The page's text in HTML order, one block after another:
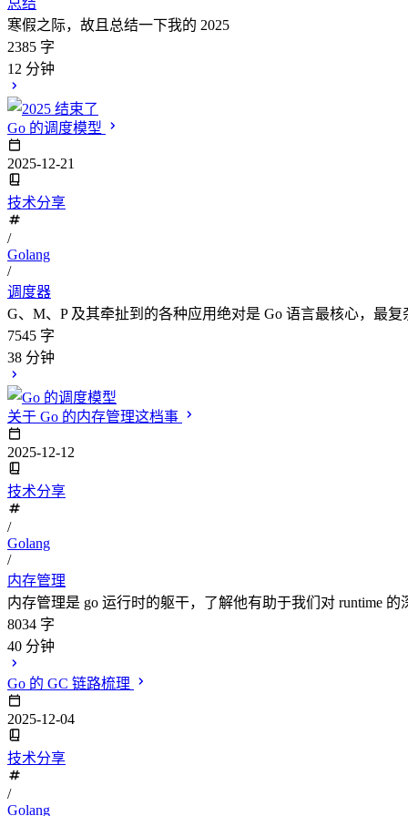
寒假之际，故且总结一下我的 2025
2385 字
12 分钟
Go 的调度模型
2025-12-21
技术分享
/
Golang
/
调度器
G、M、P 及其牵扯到的各种应用绝对是 Go 语言最核心，最复
7545 字
38 分钟
关于 Go 的内存管理这档事
2025-12-12
技术分享
/
Golang
/
内存管理
内存管理是 go 运行时的躯干，了解他有助于我们对 runtime 的
8034 字
40 分钟
Go 的 GC 链路梳理
2025-12-04
技术分享
/
Golang